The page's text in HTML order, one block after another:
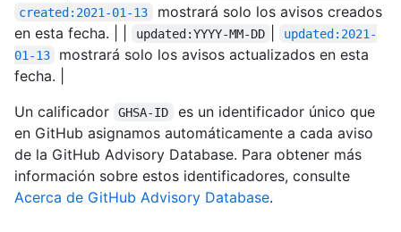
created:2021-01-13
mostrará solo los avisos creados
en esta fecha. | |
updated:YYYY-MM-DD
updated:2021-
01-13
mostrará solo los avisos actualizados en esta
fecha. |
Un calificador
GHSA-ID
es un identificador único que
en GitHub asignamos automáticamente a cada aviso
de la GitHub Advisory Database. Para obtener más
información sobre estos identificadores, consulte
Acerca de GitHub Advisory Database.